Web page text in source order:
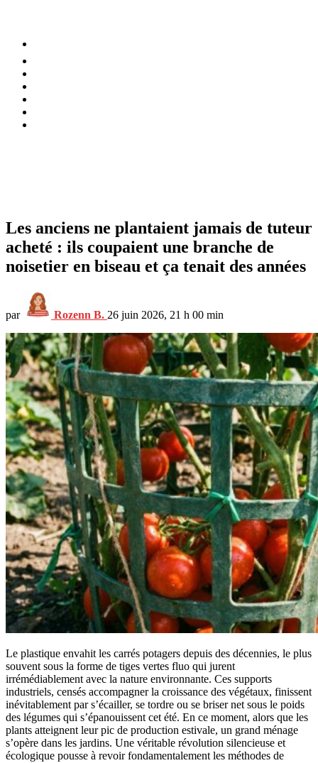
Les anciens ne plantaient jamais de tuteur
acheté : ils coupaient une branche de
noisetier en biseau et ça tenait des années
par Rozenn B. 26 juin 2026, 21 h 00 min
Le plastique envahit les carrés potagers depuis des décennies, le plus
souvent sous la forme de tiges vertes fluo qui jurent
irrémédiablement avec la nature environnante. Ces supports
industriels, censés accompagner la croissance des végétaux, finissent
inévitablement par s’écailler, se tordre ou se briser net sous le poids
des légumes qui s’épanouissent cet été. En ce moment, alors que les
plants atteignent leur pic de production estivale, un grand ménage
s’opère dans les jardins. Une véritable révolution silencieuse et
écologique pousse à revoir fondamentalement les méthodes de